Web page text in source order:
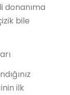
donanıma
bile
ilk